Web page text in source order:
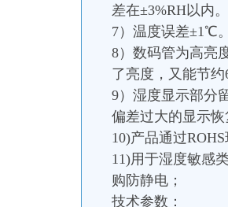
差在±3%RH以内
7）温度误差±1℃
8）数码管为高亮
了亮度，又能节
9）湿度显示部分
偏差过大的显示
10)产品通过
11)用于湿度敏感
购防静电；
技术参数：